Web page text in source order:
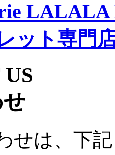
ット専門
せは、下